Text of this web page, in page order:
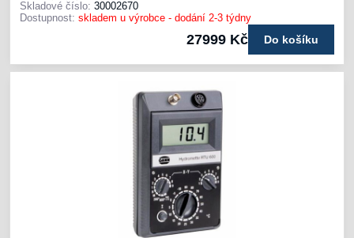
Skladové číslo: 30002670
Dostupnost: skladem u výrobce - dodání 2-3 týdny
27999 Kč Do košíku